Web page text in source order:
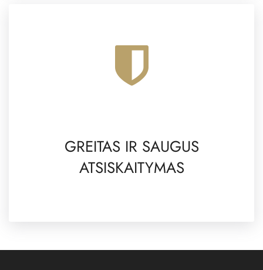
GREITAS IR SAUGUS
ATSISKAITYMAS